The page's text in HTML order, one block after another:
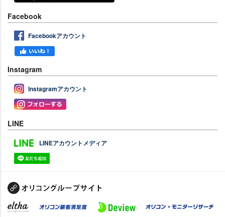
Facebook
Facebookアカウント
Instagram
Instagramアカウント
LINE
LINEアカウントメディア